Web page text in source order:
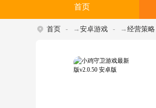
首页
首页 → 安卓游戏 → 经营策略